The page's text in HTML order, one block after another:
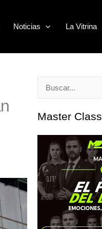
Noticias La Vitrina
Buscar
Master Class